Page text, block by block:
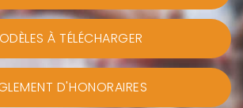
À TÉLÉCHARGER
D'HONORAIRES